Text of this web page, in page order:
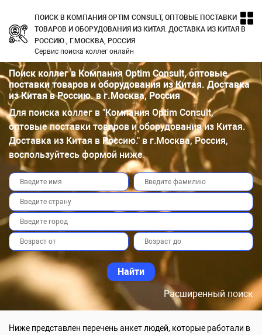
ПОИСК В КОМПАНИЯ OPTIM CONSULT, ОПТОВЫЕ ПОСТАВКИ
ТОВАРОВ И ОБОРУДОВАНИЯ ИЗ КИТАЯ. ДОСТАВКА ИЗ КИТАЯ В
РОССИЮ., Г.МОСКВА, РОССИЯ
Сервис поиска коллег онлайн
Поиск коллег в Компания Optim Consult, оптовые
поставки товаров и оборудования из Китая. Доставка
из Китая в Россию. в г.Москва, Россия
Для поиска коллег в "Компания Optim Consult,
оптовые поставки товаров и оборудования из Китая.
Доставка из Китая в Россию." в г.Москва, Россия,
воспользуйтесь формой ниже.
Расширенный поиск
Ниже представлен перечень анкет людей, которые работали в